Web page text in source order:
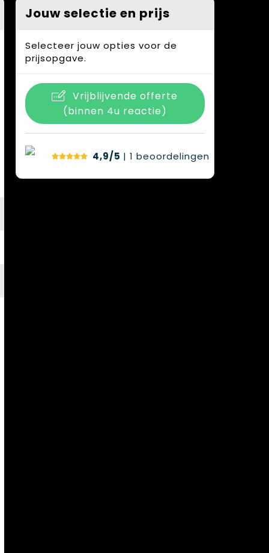
Jouw selectie en prijs
Selecteer jouw opties voor de
prijsopgave.
Vrijblijvende offerte
(binnen 4u reactie)
4,9/5 | 1 beoordelingen